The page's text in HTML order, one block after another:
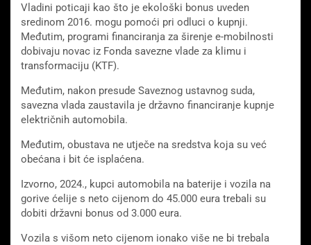
Vladini poticaji kao što je ekološki bonus uveden
sredinom 2016. mogu pomoći pri odluci o kupnji.
Međutim, programi financiranja za širenje e-mobilnosti
dobivaju novac iz Fonda savezne vlade za klimu i
transformaciju (KTF).
Međutim, nakon presude Saveznog ustavnog suda,
savezna vlada zaustavila je državno financiranje kupnje
električnih automobila.
Međutim, obustava ne utječe na sredstva koja su već
obećana i bit će isplaćena.
Izvorno, 2024., kupci automobila na baterije i vozila na
gorive ćelije s neto cijenom do 45.000 eura trebali su
dobiti državni bonus od 3.000 eura.
Vozila s višom neto cijenom ionako više ne bi trebala